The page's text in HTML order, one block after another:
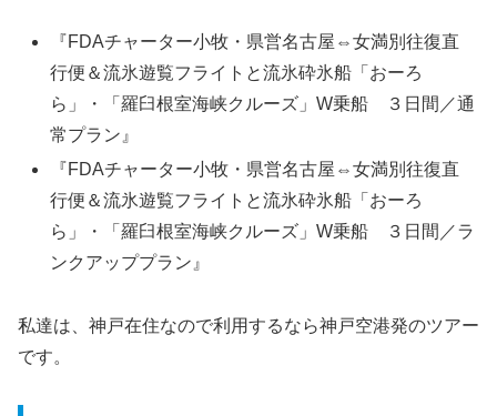
『FDAチャーター小牧・県営名古屋⇔女満別往復直
行便＆流氷遊覧フライトと流氷砕氷船「おーろ
ら」・「羅臼根室海峡クルーズ」W乗船 ３日間／通
常プラン』
『FDAチャーター小牧・県営名古屋⇔女満別往復直
行便＆流氷遊覧フライトと流氷砕氷船「おーろ
ら」・「羅臼根室海峡クルーズ」W乗船 ３日間／ラ
ンクアッププラン』
私達は、神戸在住なので利用するなら神戸空港発のツアー
です。